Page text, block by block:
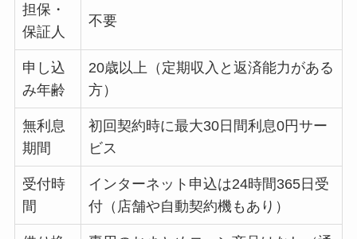
担保・
保証人
不要
申し込
み年齢
20歳以上（定期収入と返済能力がある
方）
無利息
期間
初回契約時に最大30日間利息0円サー
ビス
受付時
間
インターネット申込は24時間365日受
付（店舗や自動契約機もあり）